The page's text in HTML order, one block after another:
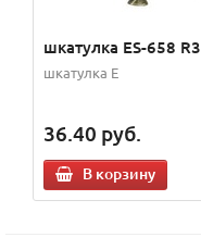
шкатулка ES-658 R3
шкатулка E
36.40 руб.
В корзину